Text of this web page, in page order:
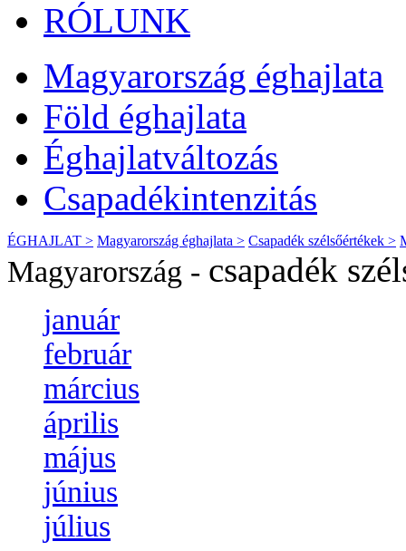
RÓLUNK
Magyarország éghajlata
Föld éghajlata
Éghajlatváltozás
Csapadékintenzitás
ÉGHAJLAT > Magyarország éghajlata > Csapadék szélsőértékek >
Magyarország - csapadék
január
február
március
április
május
június
július